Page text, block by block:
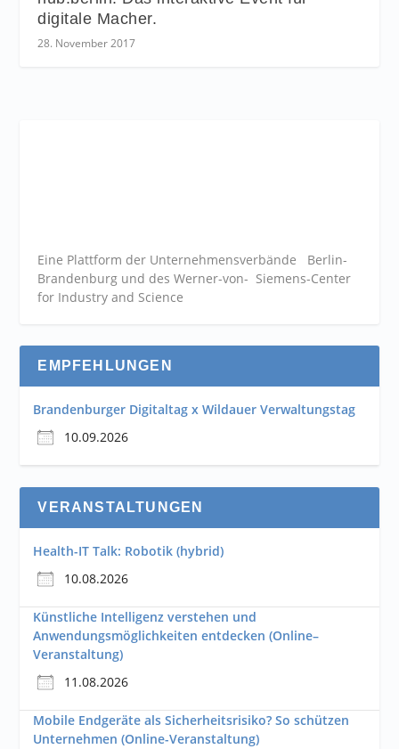
digitale Macher.
28. November 2017
Eine Plattform der Unternehmensverbände Berlin-
Brandenburg und des Werner-von- Siemens-Center
for Industry and Science
EMPFEHLUNGEN
Brandenburger Digitaltag x Wildauer Verwaltungstag
10.09.2026
VERANSTALTUNGEN
Health-IT Talk: Robotik (hybrid)
10.08.2026
Künstliche Intelligenz verstehen und
Anwendungsmöglichkeiten entdecken (Online–
Veranstaltung)
11.08.2026
Mobile Endgeräte als Sicherheitsrisiko? So schützen
Unternehmen (Online-Veranstaltung)